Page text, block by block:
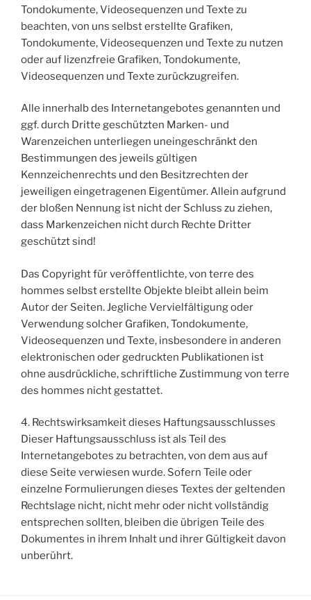
Tondokumente, Videosequenzen und Texte zu
beachten, von uns selbst erstellte Grafiken,
Tondokumente, Videosequenzen und Texte zu nutzen
oder auf lizenzfreie Grafiken, Tondokumente,
Videosequenzen und Texte zurückzugreifen.
Alle innerhalb des Internetangebotes genannten und
ggf. durch Dritte geschützten Marken- und
Warenzeichen unterliegen uneingeschränkt den
Bestimmungen des jeweils gültigen
Kennzeichenrechts und den Besitzrechten der
jeweiligen eingetragenen Eigentümer. Allein aufgrund
der bloßen Nennung ist nicht der Schluss zu ziehen,
dass Markenzeichen nicht durch Rechte Dritter
geschützt sind!
Das Copyright für veröffentlichte, von terre des
hommes selbst erstellte Objekte bleibt allein beim
Autor der Seiten. Jegliche Vervielfältigung oder
Verwendung solcher Grafiken, Tondokumente,
Videosequenzen und Texte, insbesondere in anderen
elektronischen oder gedruckten Publikationen ist
ohne ausdrückliche, schriftliche Zustimmung von terre
des hommes nicht gestattet.
4. Rechtswirksamkeit dieses Haftungsausschlusses
Dieser Haftungsausschluss ist als Teil des
Internetangebotes zu betrachten, von dem aus auf
diese Seite verwiesen wurde. Sofern Teile oder
einzelne Formulierungen dieses Textes der geltenden
Rechtslage nicht, nicht mehr oder nicht vollständig
entsprechen sollten, bleiben die übrigen Teile des
Dokumentes in ihrem Inhalt und ihrer Gültigkeit davon
unberührt.